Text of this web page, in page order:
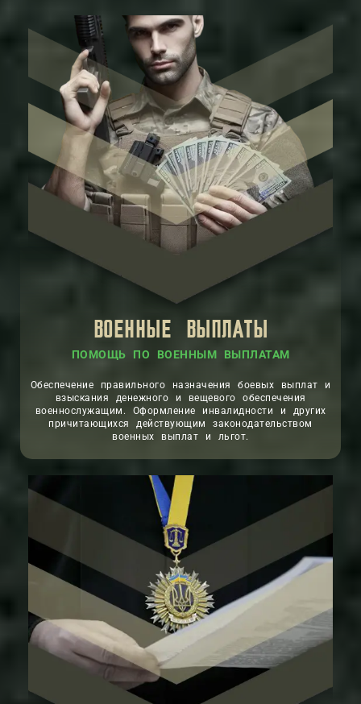
ВОЕННЫЕ ВЫПЛАТЫ
ПОМОЩЬ ПО ВОЕННЫМ ВЫПЛАТАМ
Обеспечение правильного назначения боевых выплат и
взыскания денежного и вещевого обеспечения
военнослужащим. Оформление инвалидности и других
причитающихся действующим законодательством
военных выплат и льгот.